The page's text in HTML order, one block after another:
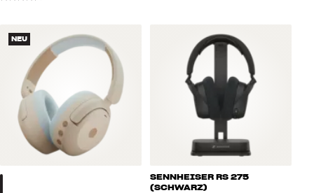
NEU
SENNHEISER RS 275
(SCHWARZ)